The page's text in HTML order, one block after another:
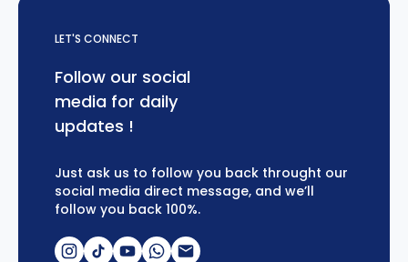
LET'S CONNECT
Follow our social
media for daily
updates !
Just ask us to follow you back throught our
social media direct message, and we’ll
follow you back 100%.